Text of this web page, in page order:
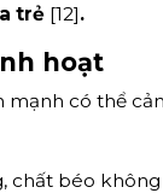
trẻ [12].
hoạt
mạnh có thể
chất béo